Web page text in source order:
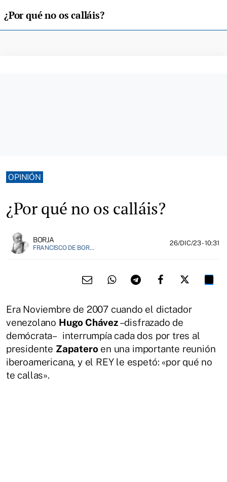
¿Por qué no os calláis?
OPINIÓN
¿Por qué no os calláis?
BORJA
FRANCISCO DE BORJA MÁRQUEZ, FUNDADOR DE EL FIELATO
26/DIC/23- 10:31
Era Noviembre de 2007 cuando el dictador
venezolano Hugo Chávez–disfrazado de
demócrata– interrumpía cada dos por tres al
presidente Zapateroen una importante reunión
iberoamericana, y el REY le espetó: «por qué no
te callas».